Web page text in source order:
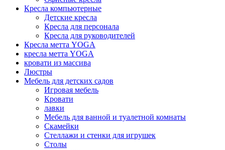
Кресла компьютерные
Детские кресла
Кресла для персонала
Кресла для руководителей
Кресла метта YOGA
кресла метта YOGA
кровати из массива
Люстры
Мебель для детских садов
Игровая мебель
Кровати
лавки
Мебель для ванной и туалетной комнаты
Скамейки
Стеллажи и стенки для игрушек
Столы